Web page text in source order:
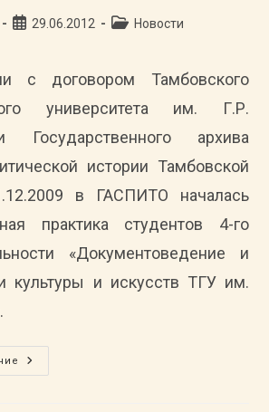
Запись29.06.2012
РубрикаНовости
с договором Тамбовского
университета им. Г.Р.
архива
истории Тамбовской
в ГАСПИТО началась
практика студентов 4-го
«Документоведение и
культуры и искусств ТГУ им.
В
ГАСПИТО